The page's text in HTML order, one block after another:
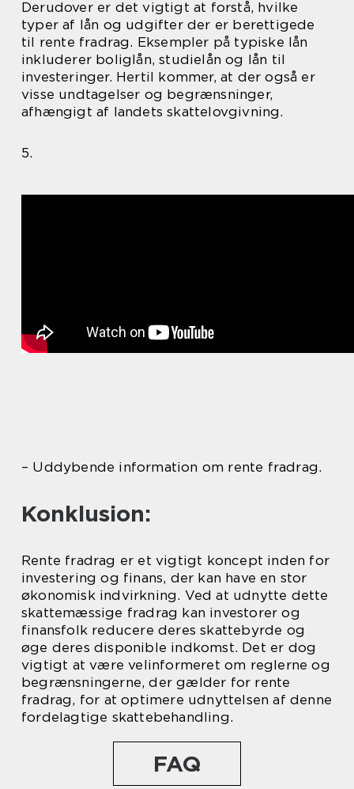
Derudover er det vigtigt at forstå, hvilke
typer af lån og udgifter der er berettigede
til rente fradrag. Eksempler på typiske lån
inkluderer boliglån, studielån og lån til
investeringer. Hertil kommer, at der også er
visse undtagelser og begrænsninger,
afhængigt af landets skattelovgivning.
5.
– Uddybende information om rente fradrag.
Konklusion:
Rente fradrag er et vigtigt koncept inden for
investering og finans, der kan have en stor
økonomisk indvirkning. Ved at udnytte dette
skattemæssige fradrag kan investorer og
finansfolk reducere deres skattebyrde og
øge deres disponible indkomst. Det er dog
vigtigt at være velinformeret om reglerne og
begrænsningerne, der gælder for rente
fradrag, for at optimere udnyttelsen af denne
fordelagtige skattebehandling.
FAQ